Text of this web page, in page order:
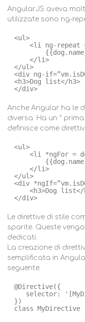
AngularJS aveva
utilizzate sono ng-
<ul>
<li ng-repeat
</li>
</ul>
<div ng-
<h3>Dog list</h3>
</div>
Anche Angular ha le
diversa. Ha un *
definisce come
<ul>
<li *ngFor
</li>
</ul>
<div
<h3>Dog list</
</div>
Le direttive di stile
sparite. Queste
dedicati.
La creazione di
semplificata in
seguente.
@Directive({
selector:
})
class